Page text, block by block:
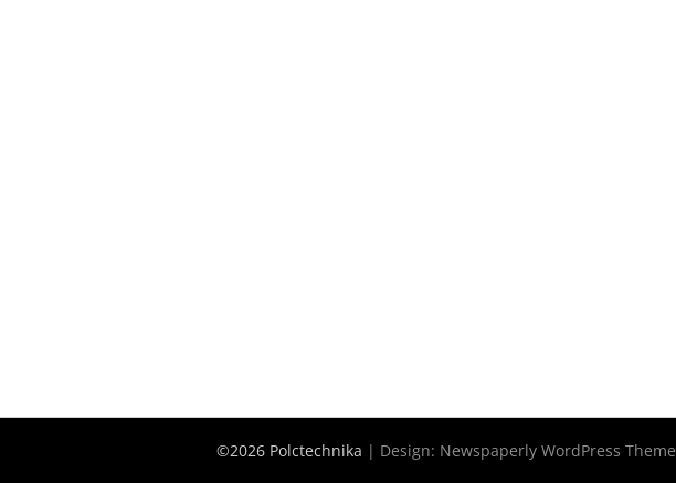
©2026 Polctechnika | Design: Newspaperly WordPress Theme